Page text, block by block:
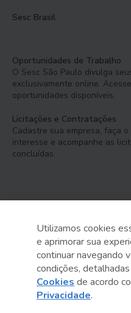
Sesc Brasil
Oportunidades de Trabalho
O Sesc São Paulo divulga
exclusivamente online.
oportunidades disponíveis.
Licitações e Contratações
Cadastre sua empresa, faça
interesse e acompanhe as
concluídas.
Serviço Social do Comércio
Administração Regional no
Sesc São Paulo por aí:
Utilizamos cookies
e aprimorar sua
continuar navegando
condições,
Cookies de acordo
Privacidade.